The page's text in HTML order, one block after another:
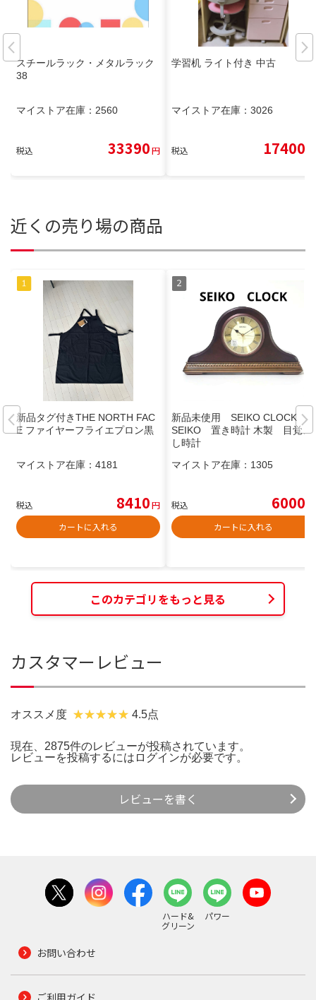
スチールラック・メタルラック
38
マイストア在庫： 2560
税込 33390円
学習机 ライト付き 中古
マイストア在庫： 3026
税込 17400
近くの売り場の商品
新品タグ付きTHE NORTH FAC
E ファイヤーフライエプロン黒
マイストア在庫： 4181
税込 8410円
カートに入れる
新品未使用 SEIKO CLOCK
SEIKO 置き時計 木製 目覚ま
し時計
マイストア在庫： 1305
税込 6000
カートに入れる
このカテゴリをもっと見る
カスタマーレビュー
オススメ度 4.5点
現在、2875件のレビューが投稿されています。
レビューを投稿するには ログインが必要です。
レビューを書く
ハード&
グリーン
パワー
お問い合わせ